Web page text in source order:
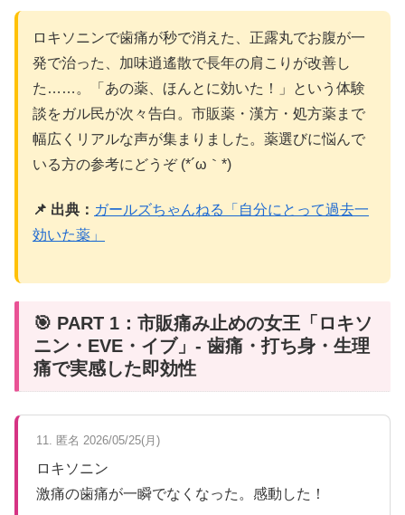
ロキソニンで歯痛が秒で消えた、正露丸でお腹が一
発で治った、加味逍遙散で長年の肩こりが改善し
た……。「あの薬、ほんとに効いた！」という体験
談をガル民が次々告白。市販薬・漢方・処方薬まで
幅広くリアルな声が集まりました。薬選びに悩んで
いる方の参考にどうぞ (*´ω｀*)
📌 出典： ガールズちゃんねる「自分にとって過去一
効いた薬」
🎯 PART 1：市販痛み止めの女王「ロキソ
ニン・EVE・イブ」- 歯痛・打ち身・生理
痛で実感した即効性
11. 匿名 2026/05/25(月)
ロキソニン
激痛の歯痛が一瞬でなくなった。感動した！